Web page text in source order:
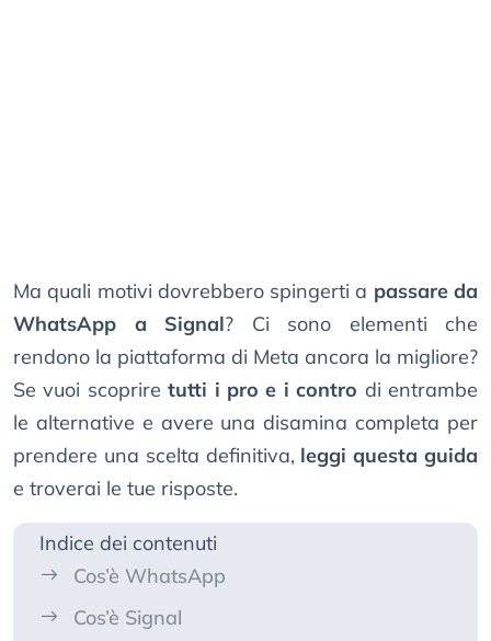
Ma quali motivi dovrebbero spingerti a passare da
WhatsApp a Signal? Ci sono elementi che
rendono la piattaforma di Meta ancora la migliore?
Se vuoi scopriretutti i pro e i contro di entrambe
le alternative e avere una disamina completa per
prendere una scelta definitiva, leggi questa guida
e troverai le tue risposte.
Indice dei contenuti
Cos’è WhatsApp
Cos’è Signal